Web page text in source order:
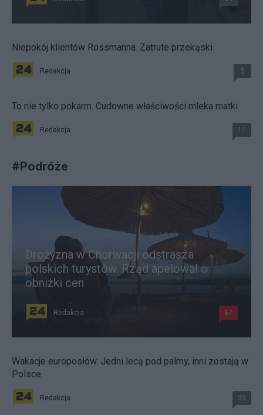
Niepokój klientów Rossmanna. Zatrute przekąski
Redakcja 5
To nie tylko pokarm. Cudowne właściwości mleka matki
Redakcja 11
#Podróże
Drożyzna w Chorwacji odstrasza
polskich turystów. Rząd apelował o
obniżki cen
Redakcja 67
Wakacje europosłów. Jedni lecą pod palmy, inni zostają w
Polsce
Redakcja 35